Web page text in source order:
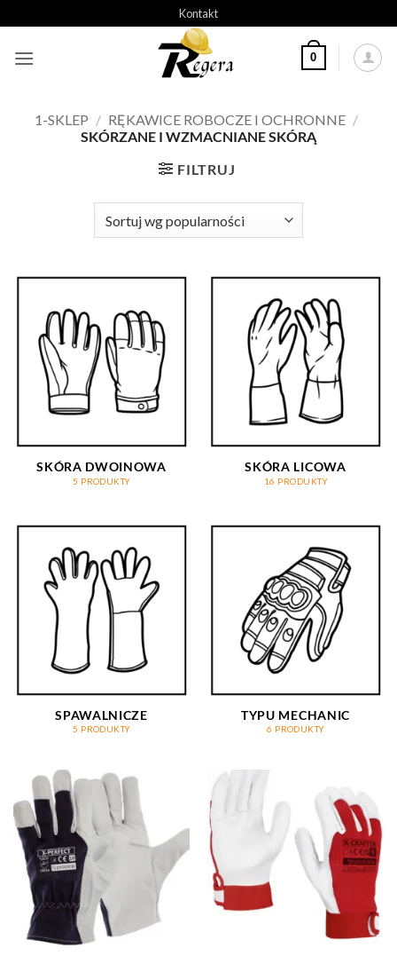
do
treści
Kontakt
0
1-SKLEP / RĘKAWICE ROBOCZE I OCHRONNE /
SKÓRZANE I WZMACNIANE SKÓRĄ
FILTRUJ
SKÓRA DWOINOWA
5 PRODUKTY
SKÓRA LICOWA
16 PRODUKTY
SPAWALNICZE
5 PRODUKTY
TYPU MECHANIC
6 PRODUKTY